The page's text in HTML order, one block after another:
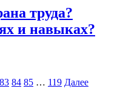
труда?
и навыках?
83 84 85 … 119 Далее